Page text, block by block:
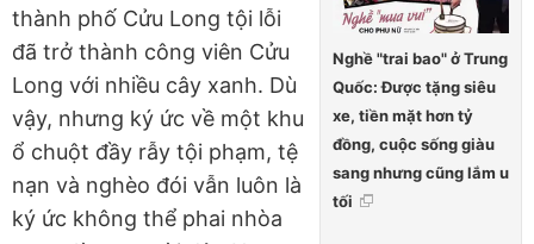
Nghề "trai bao" ở Trung
Quốc: Được tặng siêu
xe, tiền mặt hơn tỷ
đồng, cuộc sống giàu
sang nhưng cũng lắm u
tối
thành phố Cửu Long tội lỗi
đã trở thành công viên Cửu
Long với nhiều cây xanh. Dù
vậy, nhưng ký ức về một khu
ổ chuột đầy rẫy tội phạm, tệ
nạn và nghèo đói vẫn luôn là
ký ức không thể phai nhòa